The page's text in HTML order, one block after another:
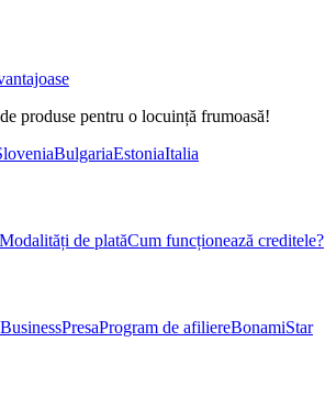
produse pentru o locuință frumoasă!
BulgariaEstoniaItalia
Modalități de platăCum funcționează creditele?
PresaProgram de afiliereBonamiStar